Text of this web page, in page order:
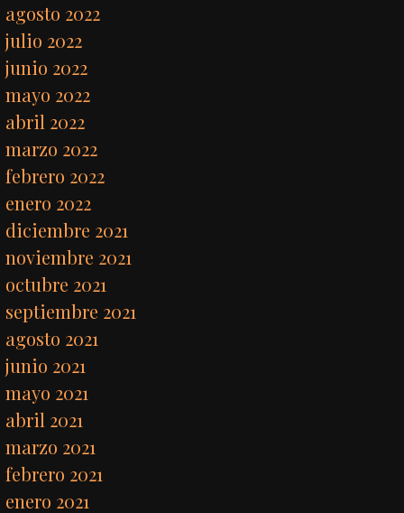
agosto 2022
julio 2022
junio 2022
mayo 2022
abril 2022
marzo 2022
febrero 2022
enero 2022
diciembre 2021
noviembre 2021
octubre 2021
septiembre 2021
agosto 2021
junio 2021
mayo 2021
abril 2021
marzo 2021
febrero 2021
enero 2021